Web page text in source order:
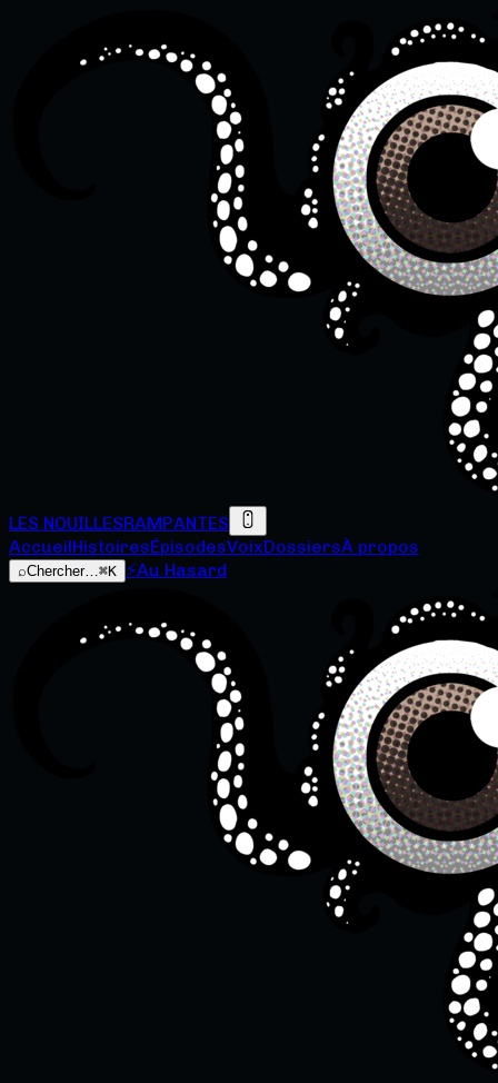
LES NOUILLESRAMPANTES
AccueilHistoiresÉpisodesVoixDossiersÀ propos
⌕Chercher…⌘K ⚡Au Hasard